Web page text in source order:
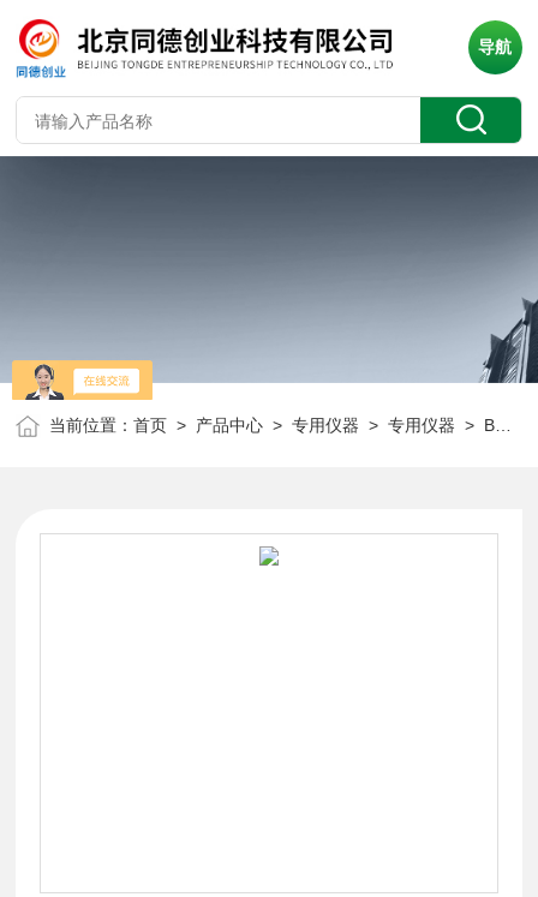
导航
当前位置：首页 > 产品中心 >专用仪器 >专用仪器 > BXCY-5便携式采样器